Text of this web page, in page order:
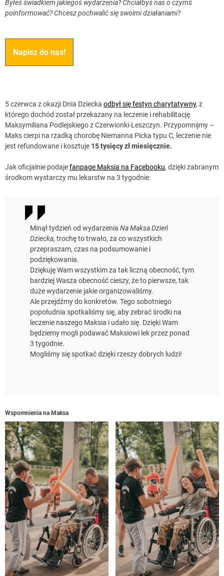
Byłeś świadkiem jakiegoś wydarzenia? Chciałbyś nas o czymś
poinformować? Chcesz pochwalić się swoimi działaniami?
Napisz do nas!
5 czerwca z okazji Dnia Dziecka odbył się festyn charytatywny, z
którego dochód został przekazany na leczenie i rehabilitację
Maksymiliana Podlejskiego z Czerwionki-Leszczyn. Przypomnijmy –
Maks cierpi na rzadką chorobę Niemanna Picka typu C, leczenie nie
jest refundowane i kosztuje 15 tysięcy zł miesięcznie.
Jak oficjalnie podajefanpage Maksia na Facebooku, dzięki zabranym
środkom wystarczy mu lekarstw na 3 tygodnie:
Minął tydzień od wydarzenia Na Maksa Dzień
Dziecka, trochę to trwało, za co wszystkich
przepraszam, czas na podsumowanie i
podziękowania.
Dziękuję Wam wszystkim za tak liczną obecność, tym
bardziej Wasza obecność cieszy, że to pierwsze, tak
duże wydarzenie jakie organizowaliśmy.
Ale przejdźmy do konkretów. Tego sobotniego
popołudnia spotkaliśmy się, aby zebrać środki na
leczenie naszego Maksia i udało się. Dzięki Wam
będziemy mogli podawać Maksiowi lek przez ponad
3 tygodnie.
Mogliśmy się spotkać dzięki rzeszy dobrych ludzi!
Wspomnienia na Maksa